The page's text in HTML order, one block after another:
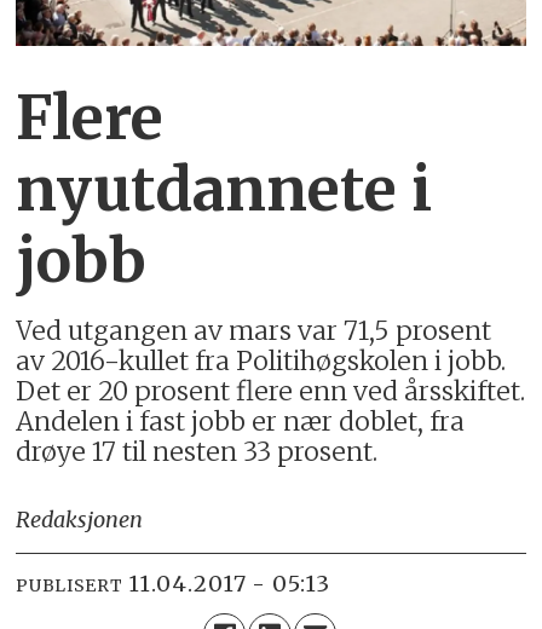
Flere
nyutdannete i
jobb
Ved utgangen av mars var 71,5 prosent
av 2016-kullet fra Politihøgskolen i jobb.
Det er 20 prosent flere enn ved årsskiftet.
Andelen i fast jobb er nær doblet, fra
drøye 17 til nesten 33 prosent.
Redaksjonen
PUBLISERT 11.04.2017 - 05:13